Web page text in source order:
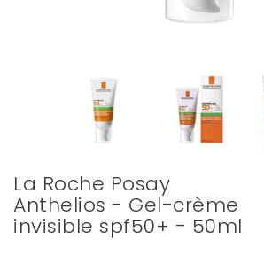
La Roche Posay
Anthelios - Gel-crème
invisible spf50+ - 50ml